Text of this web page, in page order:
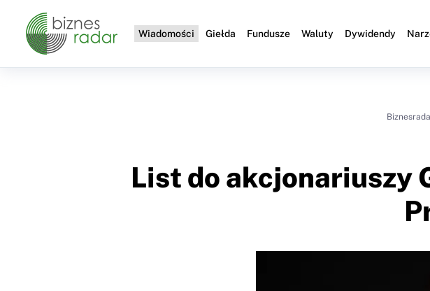
Wiadomości Giełda Fundusze Waluty Dywidendy
List do akcjonariuszy